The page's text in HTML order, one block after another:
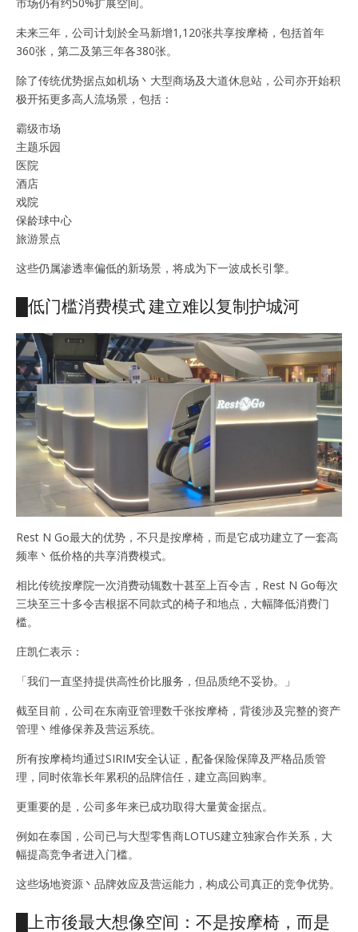
市场仍有约50%扩展空间。
未来三年，公司计划於全马新增1,120张共享按摩椅，包括首年
360张，第二及第三年各380张。
除了传统优势据点如机场丶大型商场及大道休息站，公司亦开始积
极开拓更多高人流场景，包括：
霸级市场
主题乐园
医院
酒店
戏院
保龄球中心
旅游景点
这些仍属渗透率偏低的新场景，将成为下一波成长引擎。
█低门槛消费模式 建立难以复制护城河
Rest N Go最大的优势，不只是按摩椅，而是它成功建立了一套高
频率丶低价格的共享消费模式。
相比传统按摩院一次消费动辄数十甚至上百令吉，Rest N Go每次
三块至三十多令吉根据不同款式的椅子和地点，大幅降低消费门
槛。
庄凯仁表示：
「我们一直坚持提供高性价比服务，但品质绝不妥协。」
截至目前，公司在东南亚管理数千张按摩椅，背後涉及完整的资产
管理丶维修保养及营运系统。
所有按摩椅均通过SIRIM安全认证，配备保险保障及严格品质管
理，同时依靠长年累积的品牌信任，建立高回购率。
更重要的是，公司多年来已成功取得大量黄金据点。
例如在泰国，公司已与大型零售商LOTUS建立独家合作关系，大
幅提高竞争者进入门槛。
这些场地资源丶品牌效应及营运能力，构成公司真正的竞争优势。
█上市後最大想像空间：不是按摩椅，而是